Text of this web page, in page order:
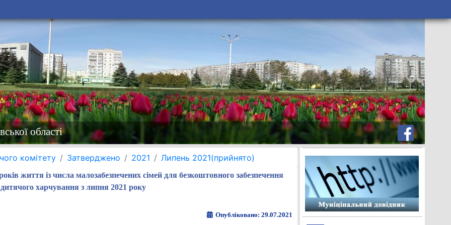
області
комітету Затверджено 2021 Липень 2021(прийнято)
життя із числа малозабезпечених сімей для безкоштовного забезпечення
харчування з липня 2021 року
Опубліковано: 29.07.2021